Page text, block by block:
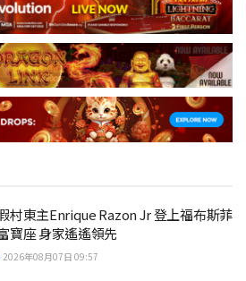
村東主Enrique Razon Jr 登上福布斯菲
寶座 身家遙遙領先
2026年08月07日 09:57